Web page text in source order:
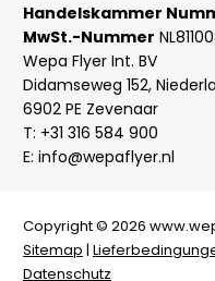
Handelskammer
MwSt.-Nummer
Wepa Flyer Int. BV
Didamseweg 152,
6902 PE Zevenaar
T: +31 316 584 900
E: info@wepaflyer.nl
Copyright © 2026
Sitemap |
Datenschutz